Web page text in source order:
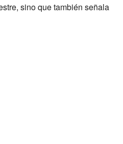
sino que también señala